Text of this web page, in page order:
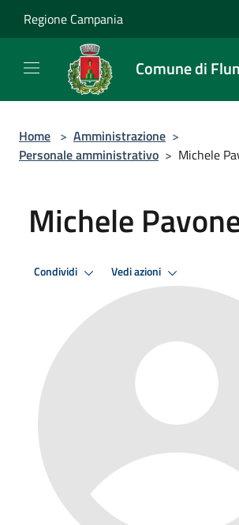
Regione Campania
Comune di
Home > Amministrazione >
Personale amministrativo > Michele
Michele
Condividi Vedi azioni